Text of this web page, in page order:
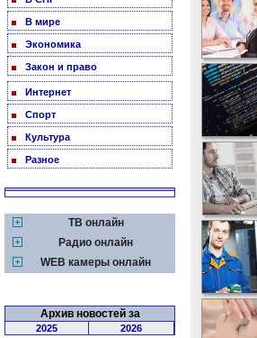
В мире
Экономика
Закон и право
Интернет
Спорт
Культура
Разное
ТВ онлайн
Радио онлайн
WEB камеры онлайн
Архив новостей за
2025 2026